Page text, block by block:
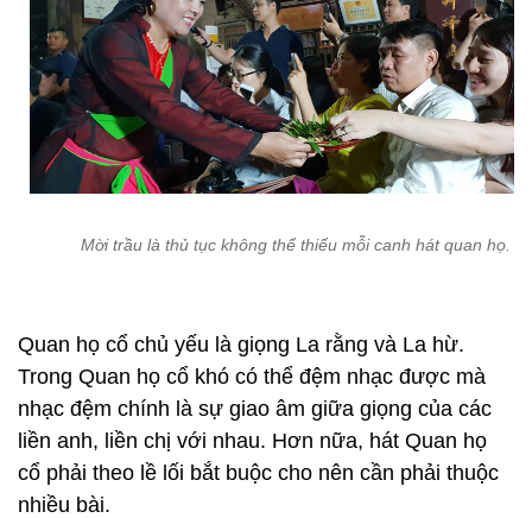
Mời trầu là thủ tục không thể thiếu mỗi canh hát quan họ.
Quan họ cổ chủ yếu là giọng La rằng và La hừ.
Trong Quan họ cổ khó có thể đệm nhạc được mà
nhạc đệm chính là sự giao âm giữa giọng của các
liền anh, liền chị với nhau. Hơn nữa, hát Quan họ
cổ phải theo lề lối bắt buộc cho nên cần phải thuộc
nhiều bài.